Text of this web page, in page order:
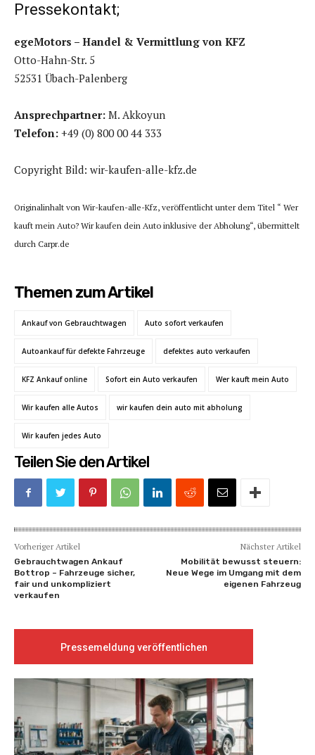
Pressekontakt;
egeMotors – Handel & Vermittlung von KFZ
Otto-Hahn-Str. 5
52531 Übach-Palenberg
Ansprechpartner: M. Akkoyun
Telefon: +49 (0) 800 00 44 333
Copyright Bild: wir-kaufen-alle-kfz.de
Originalinhalt von Wir-kaufen-alle-Kfz, veröffentlicht unter dem Titel “ Wer
kauft mein Auto? Wir kaufen dein Auto inklusive der Abholung“, übermittelt
durch Carpr.de
Themen zum Artikel
Ankauf von Gebrauchtwagen Auto sofort verkaufen
Autoankauf für defekte Fahrzeuge defektes auto verkaufen
KFZ Ankauf online Sofort ein Auto verkaufen Wer kauft mein Auto
Wir kaufen alle Autos wir kaufen dein auto mit abholung
Wir kaufen jedes Auto
Teilen Sie den Artikel
Vorheriger Artikel
Gebrauchtwagen Ankauf
Bottrop – Fahrzeuge sicher,
fair und unkompliziert
verkaufen
Nächster Artikel
Mobilität bewusst steuern:
Neue Wege im Umgang mit dem
eigenen Fahrzeug
Pressemeldung veröffentlichen